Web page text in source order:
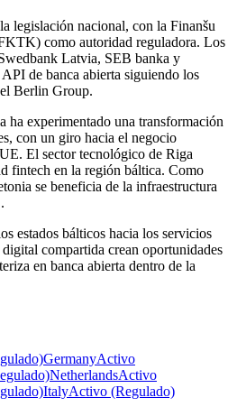
legislación nacional, con la Finanšu
como autoridad reguladora. Los
Latvia, SEB banka y
de banca abierta siguiendo los
Berlin Group.
ha experimentado una transformación
con un giro hacia el negocio
El sector tecnológico de Riga
fintech en la región báltica. Como
se beneficia de la infraestructura
estados bálticos hacia los servicios
compartida crean oportunidades
en banca abierta dentro de la
GermanyActivo
NetherlandsActivo
ItalyActivo (Regulado)